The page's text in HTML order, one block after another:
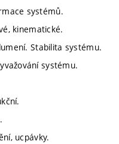
systémů.
kinematické.
Stabilita systému.
systému.
ucpávky.